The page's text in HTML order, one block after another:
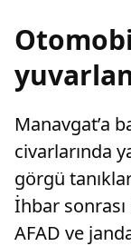
Manavgat’a
civarlarında
görgü
İhbar
AFAD ve